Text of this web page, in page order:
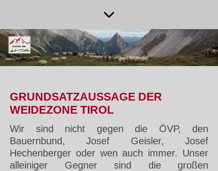
GRUNDSATZAUSSAGE DER
WEIDEZONE TIROL
Wir sind nicht gegen die ÖVP, den
Bauernbund, Josef Geisler, Josef
Hechenberger oder wen auch immer. Unser
alleiniger Gegner sind die großen